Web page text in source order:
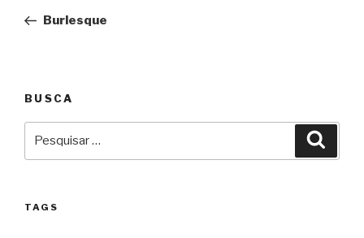
Post
Burlesque
BUSCA
TAGS